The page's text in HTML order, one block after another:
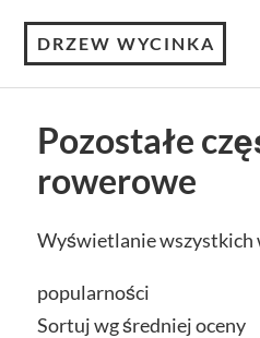
DRZEW WYCINKA
Pozostałe
rowerowe
Wyświetlanie wszystkich
popularności
Sortuj wg średniej oceny